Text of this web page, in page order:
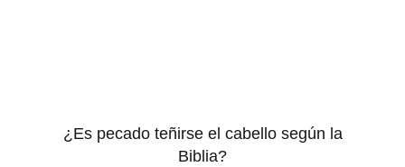
¿Es pecado teñirse el cabello según la
Biblia?